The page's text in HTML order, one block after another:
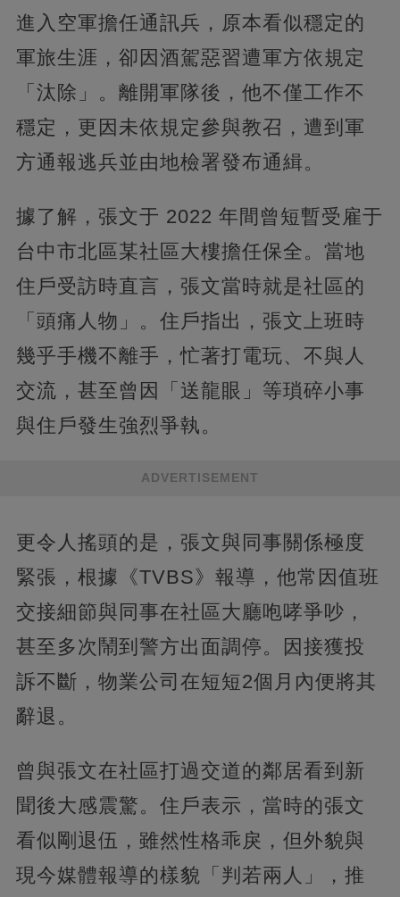
進入空軍擔任通訊兵，原本看似穩定的
軍旅生涯，卻因酒駕惡習遭軍方依規定
「汰除」。離開軍隊後，他不僅工作不
穩定，更因未依規定參與教召，遭到軍
方通報逃兵並由地檢署發布通緝。
據了解，張文于 2022 年間曾短暫受雇于
台中市北區某社區大樓擔任保全。當地
住戶受訪時直言，張文當時就是社區的
「頭痛人物」。住戶指出，張文上班時
幾乎手機不離手，忙著打電玩、不與人
交流，甚至曾因「送龍眼」等瑣碎小事
與住戶發生強烈爭執。
ADVERTISEMENT
更令人搖頭的是，張文與同事關係極度
緊張，根據《TVBS》報導，他常因值班
交接細節與同事在社區大廳咆哮爭吵，
甚至多次鬧到警方出面調停。因接獲投
訴不斷，物業公司在短短2個月內便將其
辭退。
曾與張文在社區打過交道的鄰居看到新
聞後大感震驚。住戶表示，當時的張文
看似剛退伍，雖然性格乖戾，但外貌與
現今媒體報導的樣貌「判若兩人」，推